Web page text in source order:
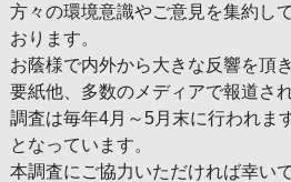
方々の環境意識やご意見を集約し
おります。
お蔭様で内外から大きな反響を頂
要紙他、多数のメディアで報道さ
調査は毎年4月～5月末に行われま
となっています。
本調査にご協力いただければ幸いで